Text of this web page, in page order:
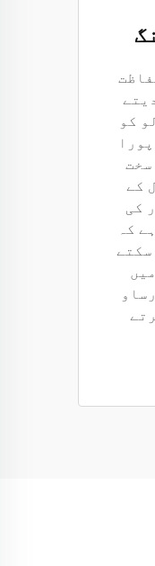
کو
سخت
کے
کی
کہ
سکتے